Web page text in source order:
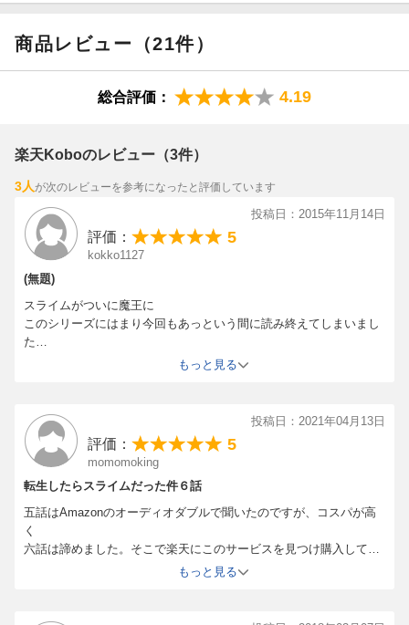
魔王VSスライム
商品レビュー（21件）
総合評価： 4.19
楽天Koboのレビュー（3件）
3人が次のレビューを参考になったと評価しています
投稿日：2015年11月14日
評価： 5
kokko1127
(無題)
スライムがついに魔王に
このシリーズにはまり今回もあっという間に読み終えてしまいまし
た
今後の魔王達の攻防に期待し、早く続きが読みたいなと思っていま
もっと見る
投稿日：2021年04月13日
評価： 5
momomoking
転生したらスライムだった件６話
五話はAmazonのオーディオダブルで聞いたのですが、コスパが高
く
六話は諦めました。そこで楽天にこのサービスを見つけ購入して今
読んでいますけど読みやすいしコスパはクーポンが使えたのでとて
嬉しいです。スマホのアプリはとても満足しています。
もっと見る